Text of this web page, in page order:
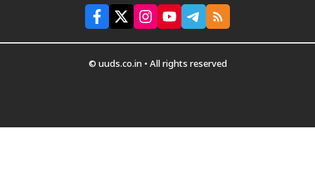
© uuds.co.in • All rights reserved